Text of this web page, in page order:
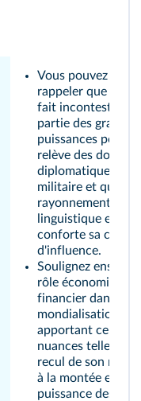
Vous pouvez ici
rappeler que la
fait
partie des grandes
puissances pour
relève des
diplomatique et
militaire et que
rayonnement
linguistique et
conforte sa
d'influence.
Soulignez ensuite
rôle économique
financier dans la
mondialisation en
apportant
nuances telles
recul de son rang
à la montée en
puissance des